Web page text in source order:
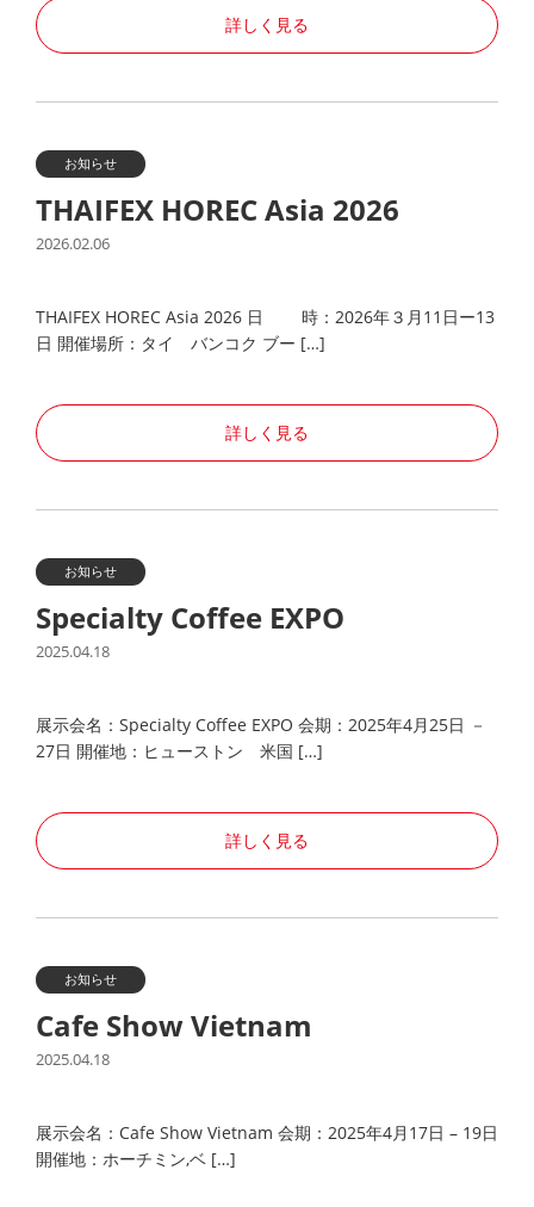
詳しく見る
お知らせ
THAIFEX HOREC Asia 2026
2026.02.06
THAIFEX HOREC Asia 2026 日 時：2026年３月11日ー13
日 開催場所：タイ バンコク ブー […]
詳しく見る
お知らせ
Specialty Coffee EXPO
2025.04.18
展示会名：Specialty Coffee EXPO 会期：2025年4月25日 －
27日 開催地：ヒューストン 米国 […]
詳しく見る
お知らせ
Cafe Show Vietnam
2025.04.18
展示会名：Cafe Show Vietnam 会期：2025年4月17日 – 19日
開催地：ホーチミン,ベ […]